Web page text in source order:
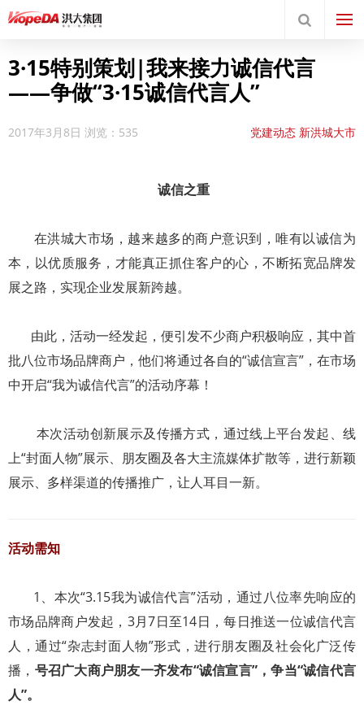
3·15特别策划|我来接力诚信代言
——争做“3·15诚信代言人”
2017年3月8日 浏览：535 党建动态 新洪城大市
酒店用品城 洪大服装世
界
诚信之重
在洪城大市场，越来越多的商户意识到，唯有以诚信为
本，以优质服务，才能真正抓住客户的心，不断拓宽品牌发
展之路，实现企业发展新跨越。
由此，活动一经发起，便引发不少商户积极响应，其中首
批八位市场品牌商户，他们将通过各自的“诚信宣言”，在市场
中开启“我为诚信代言”的活动序幕！
本次活动创新展示及传播方式，通过线上平台发起、线
上“封面人物”展示、朋友圈及各大主流媒体扩散等，进行新颖
展示、多样渠道的传播推广，让人耳目一新。
活动需知
1、本次“3.15我为诚信代言”活动，通过八位率先响应的
市场品牌商户发起，3月7日至14日，每日推送一位诚信代言
人，通过“杂志封面人物”形式，进行朋友圈及社会化广泛传
播， 号召广大商户朋友一齐发布“诚信宣言”，争当“诚信代言
人”。